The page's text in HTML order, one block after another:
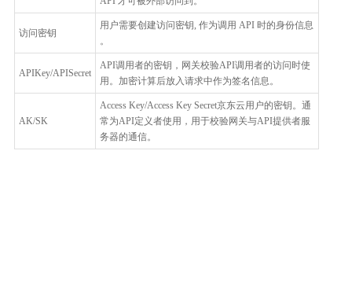
访问密钥
用户需要创建访问密钥, 作为调用 API 时的身份信息
。
APIKey/APISecret
API调用者的密钥，网关校验API调用者的访问时使
用。加密计算后放入请求中作为签名信息。
AK/SK
Access Key/Access Key Secret京东云用户的密钥。通
常为API定义者使用，用于校验网关与API提供者服
务器的通信。